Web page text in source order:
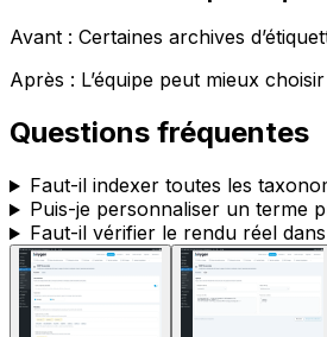
Avant : Certaines archives
Après : L’équipe peut mieux
Questions fréquentes
Faut-il indexer toutes les
Puis-je personnaliser un terme
Faut-il vérifier le rendu réel